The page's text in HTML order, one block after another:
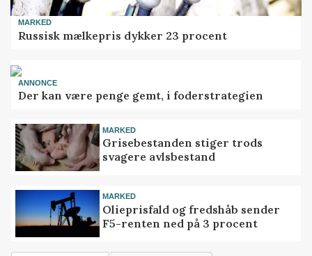
MARKED
Russisk mælkepris dykker 23 procent
ANNONCE
Der kan være penge gemt, i foderstrategien
MARKED
Grisebestanden stiger trods
svagere avlsbestand
MARKED
Olieprisfald og fredshåb sender
F5-renten ned på 3 procent